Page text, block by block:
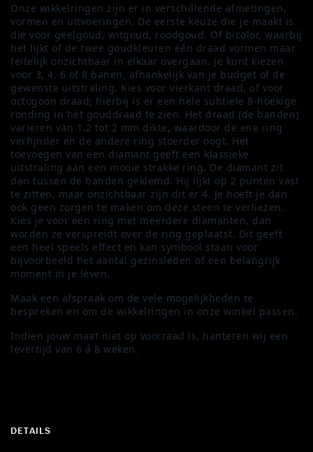
Onze wikkelringen zijn er in verschillende afmetingen,
vormen en uitvoeringen. De eerste keuze die je maakt is
die voor geelgoud, witgoud, roodgoud. Of bicolor, waarbij
het lijkt of de twee goudkleuren één draad vormen maar
feitelijk onzichtbaar in elkaar overgaan. Je kunt kiezen
voor 3, 4, 6 of 8 banen, afhankelijk van je budget of de
gewenste uitstraling. Kies voor vierkant draad, of voor
octogoon draad; hierbij is er een hele subtiele 8-hoekige
ronding in het gouddraad te zien. Het draad (de banden)
variëren van 1.2 tot 2 mm dikte, waardoor de ene ring
verfijnder en de andere ring stoerder oogt. Het
toevoegen van een diamant geeft een klassieke
uitstraling aan een mooie strakke ring. De diamant zit
dan tussen de banden geklemd. Hij lijkt op 2 punten vast
te zitten, maar onzichtbaar zijn dit er 4. Je hoeft je dan
ook geen zorgen te maken om deze steen te verliezen.
Kies je voor een ring met meerdere diamanten, dan
worden ze verspreidt over de ring geplaatst. Dit geeft
een heel speels effect en kan symbool staan voor
bijvoorbeeld het aantal gezinsleden of een belangrijk
moment in je leven.
Maak een afspraak om de vele mogelijkheden te
bespreken en om de wikkelringen in onze winkel passen.
Indien jouw maat niet op voorraad is, hanteren wij een
levertijd van 6 á 8 weken.
DETAILS